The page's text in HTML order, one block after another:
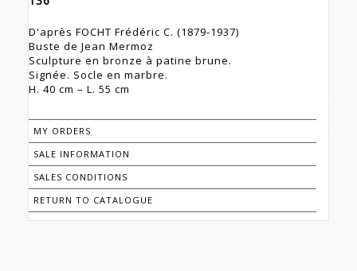
D'après FOCHT Frédéric C. (1879-1937)
Buste de Jean Mermoz
Sculpture en bronze à patine brune.
Signée. Socle en marbre.
H. 40 cm – L. 55 cm
MY ORDERS
SALE INFORMATION
SALES CONDITIONS
RETURN TO CATALOGUE